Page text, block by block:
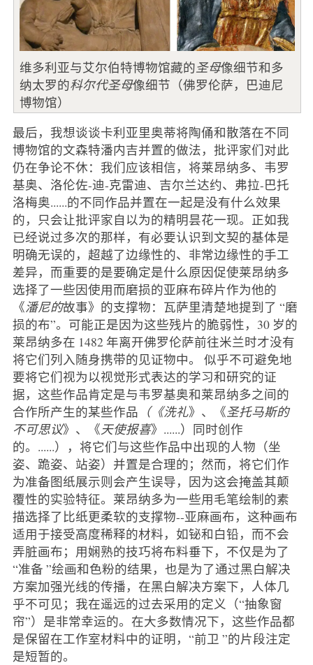
维多利亚与艾尔伯特博物馆藏的圣母像细节和多
纳太罗的科尔代圣母像细节（佛罗伦萨，巴迪尼
博物馆）
最后，我想谈谈卡利亚里奥蒂将陶俑和散落在不同
博物馆的文森特潘内吉并置的做法，批评家们对此
仍在争论不休：我们应该相信，将莱昂纳多、韦罗
基奥、洛伦佐-迪-克雷迪、吉尔兰达约、弗拉-巴托
洛梅奥......的不同作品并置在一起是没有什么效果
的，只会让批评家自以为的精明昙花一现。正如我
已经说过多次的那样，有必要认识到文契的基体是
明确无误的，超越了边缘性的、非常边缘性的手工
差异，而重要的是要确定是什么原因促使莱昂纳多
选择了一些因使用而磨损的亚麻布碎片作为他的
《潘尼的故事》的支撑物：瓦萨里清楚地提到了 “磨
损的布”。可能正是因为这些残片的脆弱性，30 岁的
莱昂纳多在 1482 年离开佛罗伦萨前往米兰时才没有
将它们列入随身携带的见证物中。 似乎不可避免地
要将它们视为以视觉形式表达的学习和研究的证
据，这些作品肯定是与韦罗基奥和莱昂纳多之间的
合作所产生的某些作品 （《洗礼》、《圣托马斯的
不可思议》、《天使报喜》......）同时创作
的。......），将它们与这些作品中出现的人物（坐
姿、跪姿、站姿）并置是合理的；然而，将它们作
为准备图纸展示则会产生误导，因为这会掩盖其颠
覆性的实验特征。莱昂纳多为一些用毛笔绘制的素
描选择了比纸更柔软的支撑物--亚麻画布，这种画布
适用于接受高度稀释的材料，如铋和白铅，而不会
弄脏画布；用娴熟的技巧将布料垂下，不仅是为了
“准备 ”绘画和色粉的结果，也是为了通过黑白解决
方案加强光线的传播，在黑白解决方案下，人体几
乎不可见；我在遥远的过去采用的定义（“抽象窗
帘”）是非常幸运的。在大多数情况下，这些作品都
是保留在工作室材料中的证明，“前卫 ”的片段注定
是短暂的。